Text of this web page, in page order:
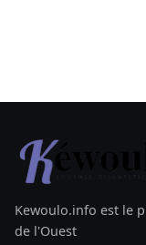
Kewoulo.info est le
de l'Ouest